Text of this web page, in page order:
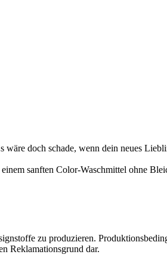
wäre doch schade, wenn dein neues
sanften Color-Waschmittel ohne
zu produzieren.
Reklamationsgrund dar.